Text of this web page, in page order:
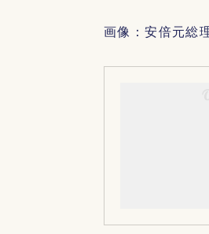
画像：安倍元総